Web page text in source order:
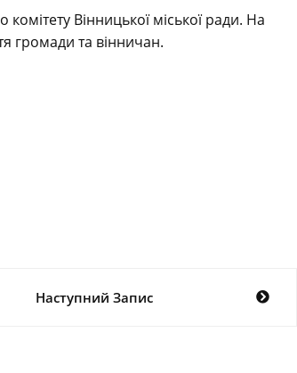
Вінницької міської ради. На
громади та вінничан.
Наступний Запис